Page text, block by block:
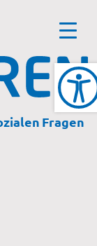
Fragen